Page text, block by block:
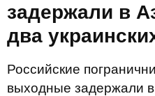
задержали в
два
Российские
выходные задержали